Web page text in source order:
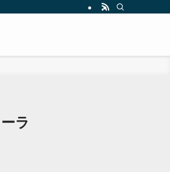
ラ